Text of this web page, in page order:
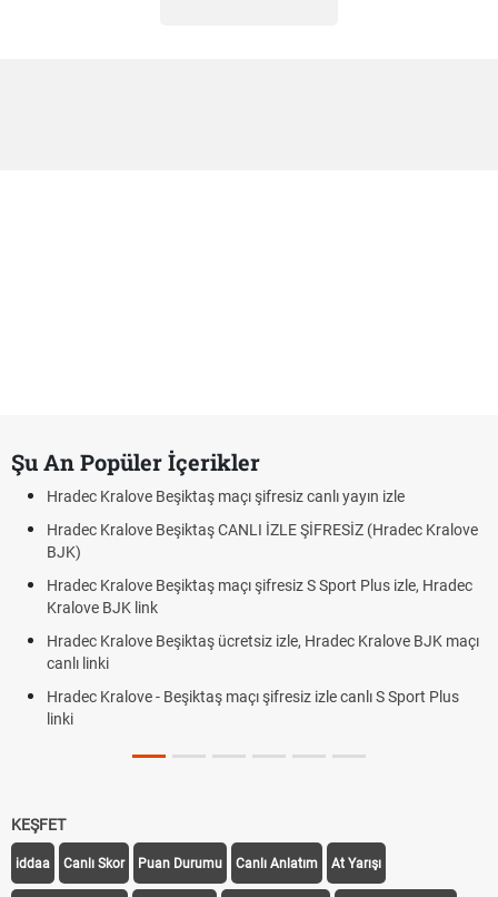
Şu An Popüler İçerikler
Hradec Kralove Beşiktaş maçı şifresiz canlı yayın izle
Hradec Kralove Beşiktaş CANLI İZLE ŞİFRESİZ (Hradec Kralove
BJK)
Hradec Kralove Beşiktaş maçı şifresiz S Sport Plus izle, Hradec
Kralove BJK link
Hradec Kralove Beşiktaş ücretsiz izle, Hradec Kralove BJK maçı
canlı linki
Hradec Kralove - Beşiktaş maçı şifresiz izle canlı S Sport Plus
linki
KEŞFET
iddaa Canlı Skor Puan Durumu Canlı Anlatım At Yarışı